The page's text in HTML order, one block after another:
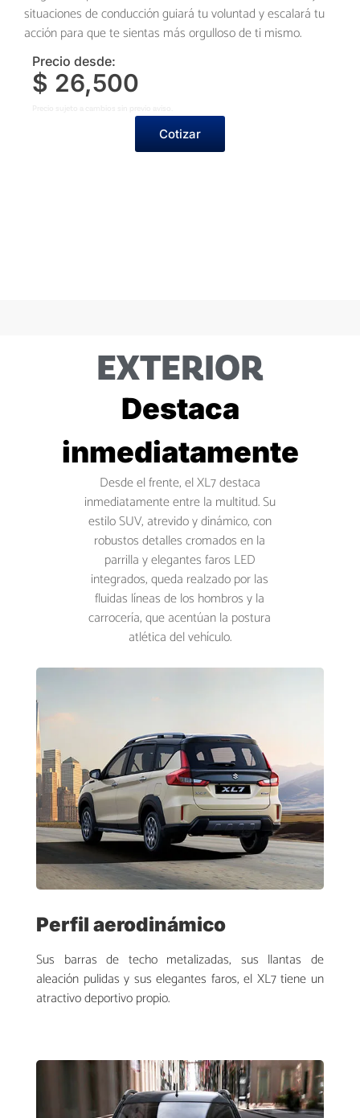
situaciones de conducción guiará tu voluntad y escalará tu
acción para que te sientas más orgulloso de ti mismo.
Precio desde:
$ 26,500
Cotizar
EXTERIOR
Destaca
inmediatamente
Desde el frente, el XL7 destaca
inmediatamente entre la multitud. Su
estilo SUV, atrevido y dinámico, con
robustos detalles cromados en la
parrilla y elegantes faros LED
integrados, queda realzado por las
fluidas líneas de los hombros y la
carrocería, que acentúan la postura
atlética del vehículo.
Perfil aerodinámico
Sus barras de techo metalizadas, sus llantas de
aleación pulidas y sus elegantes faros, el XL7 tiene un
atractivo deportivo propio.